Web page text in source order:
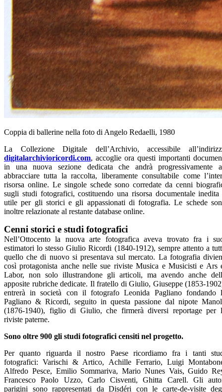
Coppia di ballerine nella foto di Angelo Redaelli, 1980
La Collezione Digitale dell’Archivio, accessibile
digitalarchivioricordi.com, accoglie ora questi importanti
in una nuova sezione dedicata che andrà progressivamente
abbracciare tutta la raccolta, liberamente consultabile come
risorsa online. Le singole schede sono corredate da cenni
sugli studi fotografici, costituendo una risorsa documentale inedita
utile per gli storici e gli appassionati di fotografia. Le schede
inoltre relazionate al restante database online.
Cenni storici e studi fotografici
Nell’Ottocento la nuova arte fotografica aveva trovato fra i
estimatori lo stesso Giulio Ricordi (1840-1912), sempre attento a
quello che di nuovo si presentava sul mercato. La fotografia
così protagonista anche nelle sue riviste Musica e Musicisti e Ars
Labor, non solo illustrandone gli articoli, ma avendo anche
apposite rubriche dedicate. Il fratello di Giulio, Giuseppe (1853-
entrerà in società con il fotografo Leonida Pagliano fondando
Pagliano & Ricordi, seguito in questa passione dal nipote
(1876-1940), figlio di Giulio, che firmerà diversi reportage per
riviste paterne.
Sono oltre 900 gli studi fotografici censiti nel progetto.
Per quanto riguarda il nostro Paese ricordiamo fra i tanti
fotografici: Varischi & Artico, Achille Ferrario, Luigi
Alfredo Pesce, Emilio Sommariva, Mario Nunes Vais, Guido
Francesco Paolo Uzzo, Carlo Cisventi, Ghitta Carell. Gli
parigini sono rappresentati da Disdéri con le carte-de-visite